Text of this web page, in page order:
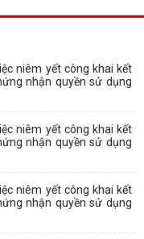
niêm yết công khai kết
nhận quyền sử dụng
niêm yết công khai kết
nhận quyền sử dụng
niêm yết công khai kết
nhận quyền sử dụng